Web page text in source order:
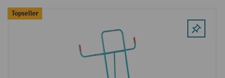
Topseller